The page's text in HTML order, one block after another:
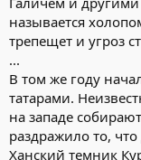
называется
трепещет и угроз
...
В том же году
татарами.
на западе
раздражило то,
Ханский темник